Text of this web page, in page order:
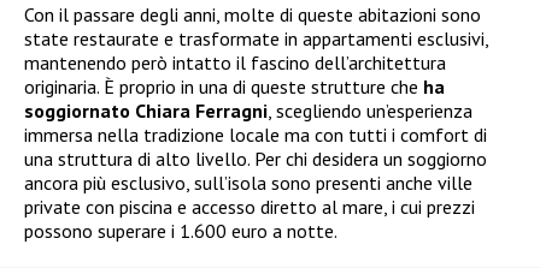
Con il passare degli anni, molte di queste abitazioni sono
state restaurate e trasformate in appartamenti esclusivi,
mantenendo però intatto il fascino dell’architettura
originaria. È proprio in una di queste strutture che ha
soggiornato Chiara Ferragni , scegliendo un’esperienza
immersa nella tradizione locale ma con tutti i comfort di
una struttura di alto livello. Per chi desidera un soggiorno
ancora più esclusivo, sull’isola sono presenti anche ville
private con piscina e accesso diretto al mare, i cui prezzi
possono superare i 1.600 euro a notte.